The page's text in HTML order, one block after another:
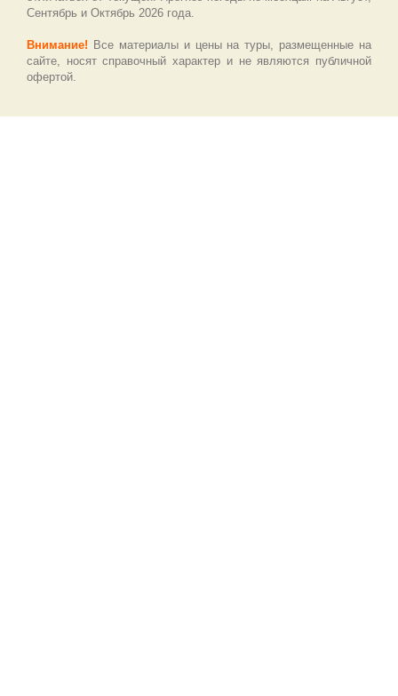
Сентябрь и Октябрь 2026 года.
Внимание! Все материалы и цены на туры, размещенные на
сайте, носят справочный характер и не являются публичной
офертой.